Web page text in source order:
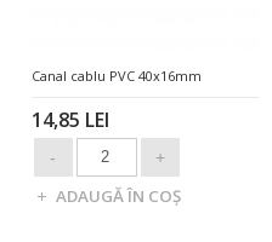
Canal cablu PVC 40x16mm
14,85 LEI